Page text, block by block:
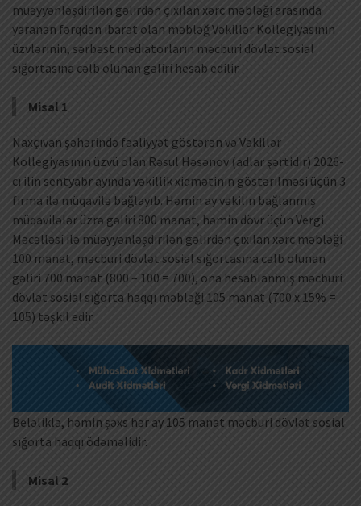
müəyyənləşdirilən gəlirdən çıxılan xərc məbləği arasında
yaranan fərqdən ibarət olan məbləğ Vəkillər Kollegiyasının
üzvlərinin, sərbəst mediatorların məcburi dövlət sosial
sığortasına cəlb olunan gəliri hesab edilir.
Misal 1
Naxçıvan şəhərində fəaliyyət göstərən və Vəkillər
Kollegiyasının üzvü olan Rəsul Həsənov (adlar şərtidir) 2026-
cı ilin sentyabr ayında vəkillik xidmətinin göstərilməsi üçün 3
firma ilə müqavilə bağlayıb. Həmin ay vəkilin bağlanmış
müqavilələr üzrə gəliri 800 manat, həmin dövr üçün Vergi
Məcəlləsi ilə müəyyənləşdirilən gəlirdən çıxılan xərc məbləği
100 manat, məcburi dövlət sosial sığortasına cəlb olunan
gəliri 700 manat (800 – 100 = 700), ona hesablanmış məcburi
dövlət sosial sığorta haqqı məbləği 105 manat (700 x 15% =
105) təşkil edir.
Beləliklə, həmin şəxs hər ay 105 manat məcburi dövlət sosial
sığorta haqqı ödəməlidir.
Misal 2